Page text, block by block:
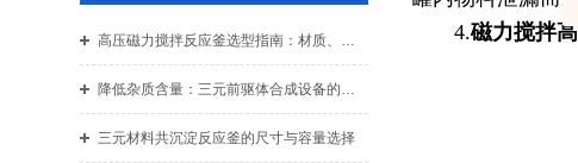
高压磁力搅拌反应釜选型指南：材质、压力与密封结构的综合考量
降低杂质含量：三元前驱体合成设备的密封与清洗技术
三元材料共沉淀反应釜的尺寸与容量选择
4.磁力搅拌